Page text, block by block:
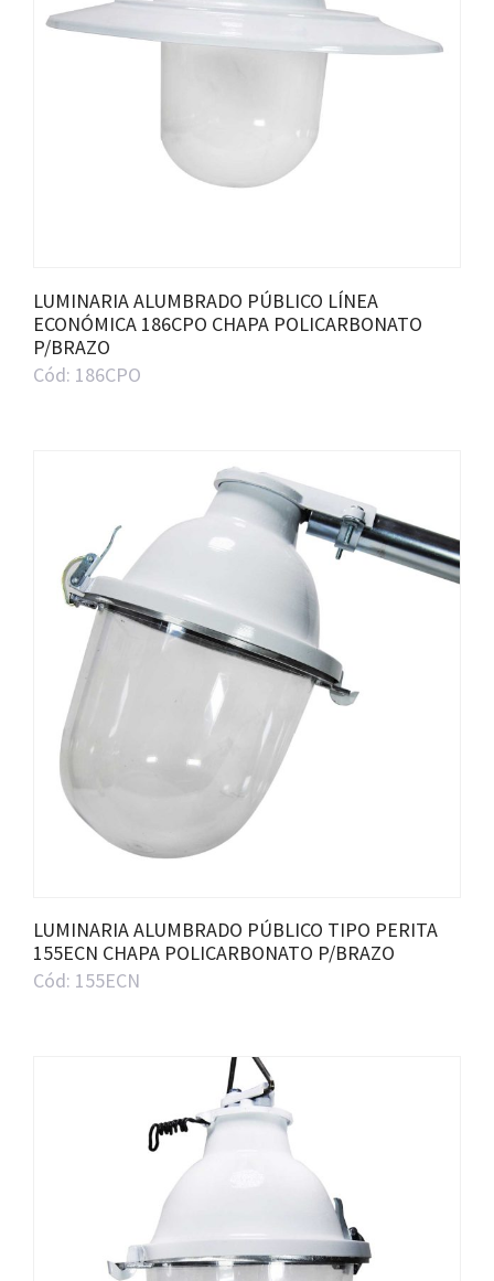
LUMINARIA ALUMBRADO PÚBLICO LÍNEA
ECONÓMICA 186CPO CHAPA POLICARBONATO
P/BRAZO
Cód: 186CPO
LUMINARIA ALUMBRADO PÚBLICO TIPO PERITA
155ECN CHAPA POLICARBONATO P/BRAZO
Cód: 155ECN